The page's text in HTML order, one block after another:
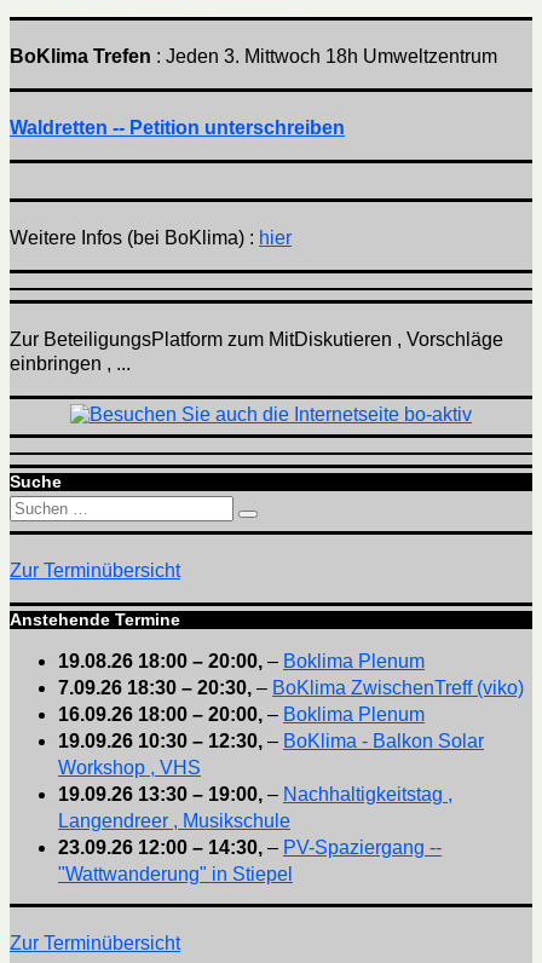
BoKlima Trefen : Jeden 3. Mittwoch 18h Umweltzentrum
Waldretten -- Petition unterschreiben
Weitere Infos (bei BoKlima) : hier
Zur BeteiligungsPlatform zum MitDiskutieren , Vorschläge
einbringen , ...
Suche
Suchen
nach:
Suchen
Zur Terminübersicht
Anstehende Termine
19.08.26 18:00 – 20:00, – Boklima Plenum
7.09.26 18:30 – 20:30, – BoKlima ZwischenTreff (viko)
16.09.26 18:00 – 20:00, – Boklima Plenum
19.09.26 10:30 – 12:30, – BoKlima - Balkon Solar
Workshop , VHS
19.09.26 13:30 – 19:00, – Nachhaltigkeitstag ,
Langendreer , Musikschule
23.09.26 12:00 – 14:30, – PV-Spaziergang --
"Wattwanderung" in Stiepel
Zur Terminübersicht